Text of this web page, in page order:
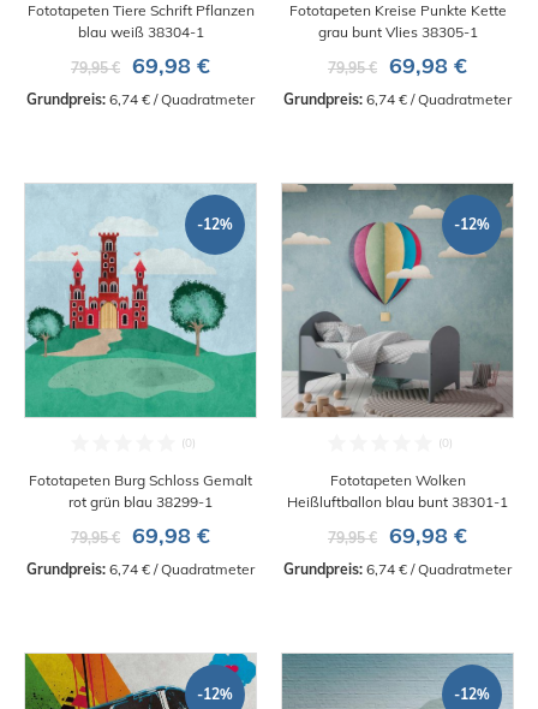
Fototapeten Tiere Schrift Pflanzen
blau weiß 38304-1
79,95 €
69,98 €
Grundpreis: 6,74 € / Quadratmeter
Fototapeten Kreise Punkte Kette
grau bunt Vlies 38305-1
79,95 €
69,98 €
Grundpreis: 6,74 € / Quadratmeter
-12%
Fototapeten Burg Schloss Gemalt
rot grün blau 38299-1
79,95 €
69,98 €
Grundpreis: 6,74 € / Quadratmeter
-12%
Fototapeten Wolken
Heißluftballon blau bunt 38301-1
79,95 €
69,98 €
Grundpreis: 6,74 € / Quadratmeter
-12% -12%